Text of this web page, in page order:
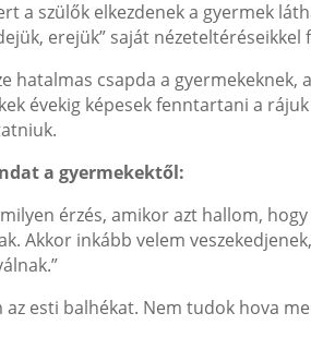
a szülők elkezdenek a gyermek
erejük” saját nézeteltéréseikkel
hatalmas csapda a gyermekeknek,
évekig képesek fenntartani a
a gyermekektől:
érzés, amikor azt hallom,
Akkor inkább velem
az esti balhékat. Nem tudok hova